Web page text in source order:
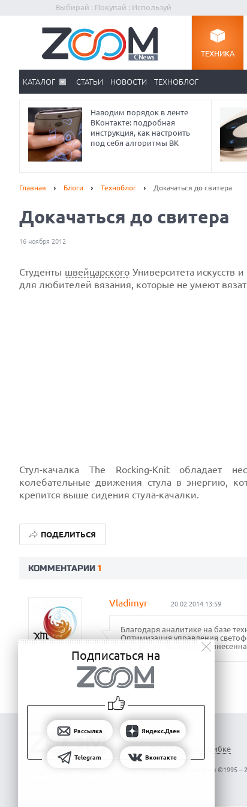
Выбирай : Покупай : Используй
ТЕХНИКА
КАТАЛОГ СТАТЬИ НОВОСТИ ТЕХНОБЛОГ
Наводим порядок в ленте
ВКонтакте: подробная
инструкция, как настроить
под себя алгоритмы ВК
Главная Блоги Техноблог Докачаться до свитера
Докачаться до свитера
16 ноября 2012
Студенты швейцарскогоУниверситета искусств
для любителей вязания, которые не умеют
Стул-качалка The Rocking-Knit обладает
колебательные движения стула в энергию,
крепится выше сидения стула-качалки.
ПОДЕЛИТЬСЯ
КОММЕНТАРИИ 1
Vladimyr 20.02.2014 13:59
Благодаря аналитике на базе
Оптимизация управления
подсчетам экспертов
Сообщить об ошибке
Все права защищены ©1995 –
Подписаться на
Рассылка Яндекс.Дзен
Telegram Вконтакте